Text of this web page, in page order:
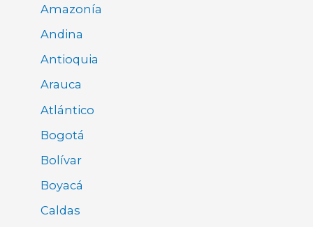
Amazonía
Andina
Antioquia
Arauca
Atlántico
Bogotá
Bolívar
Boyacá
Caldas